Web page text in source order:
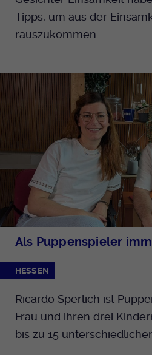
Tipps, um aus der
rauszukommen.
Als Puppenspieler
HESSEN
Ricardo Sperlich ist
Frau und ihren drei
bis zu 15